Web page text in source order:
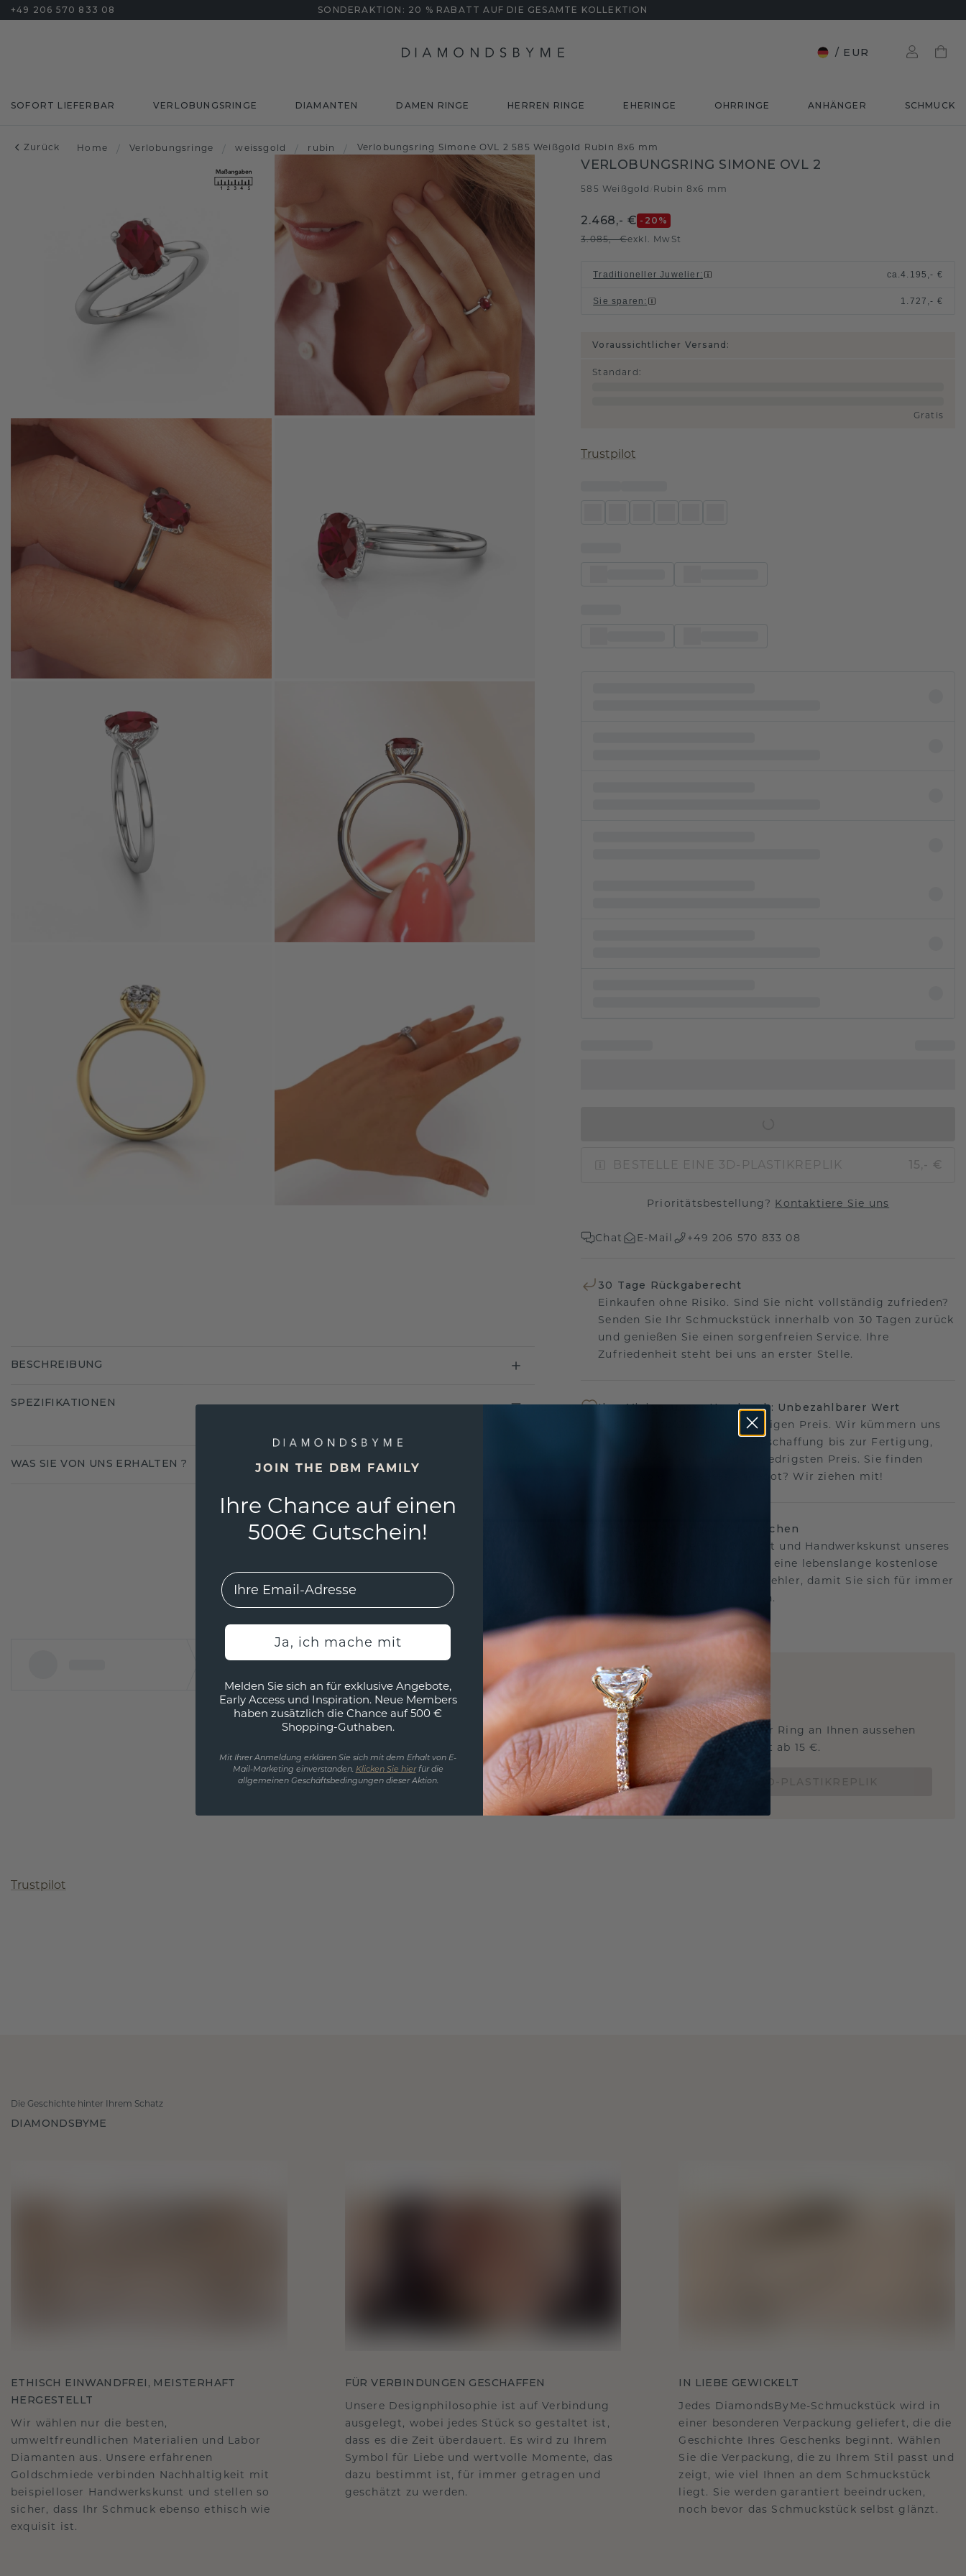
+49 206 570 833 08 SONDERAKTION: 20 % RABATT AUF DIE GESAMTE KOLLEKTION
/ EUR
SOFORT LIEFERBAR VERLOBUNGSRINGE DIAMANTEN DAMEN RINGE HERREN RINGE EHERINGE OHRRINGE ANHÄNGER SCHMUCK
Zurück Home / Verlobungsringe / weissgold / rubin / Verlobungsring Simone OVL 2 585 Weißgold Rubin 8x6 mm
VERLOBUNGSRING SIMONE OVL 2
585 Weißgold Rubin 8x6 mm
2.468,- € -20 %
3.085,- €exkl. MwSt
Traditioneller Juwelier: ca.4.195,- €
Sie sparen : 1.727,- €
Voraussichtlicher Versand:
Standard :
Gratis
Trustpilot
BESTELLE EINE 3D-PLASTIKREPLIK 15,- €
Prioritätsbestellung? Kontaktiere Sie uns
Chat E-Mail +49 206 570 833 08
30 Tage Rückgaberecht
Einkaufen ohne Risiko. Sind Sie nicht vollständig zufrieden?
Senden Sie Ihr Schmuckstück innerhalb von 30 Tagen zurück
und genießen Sie einen sorgenfreien Service. Ihre
Zufriedenheit steht bei uns an erster Stelle.
Ihre Vision, unser Handwerk: Unbezahlbarer Wert
Das perfekte Stück zum richtigen Preis. Wir kümmern uns
um jeden Schritt, von der Beschaffung bis zur Fertigung,
und garantieren Ihnen den niedrigsten Preis. Sie finden
anderswo ein besseres Angebot? Wir ziehen mit!
Unser lebenslanges Versprechen
Wir stehen hinter der Qualität und Handwerkskunst unseres
Schmucks.Deshalb bieten wir eine lebenslange kostenlose
Garantie gegen Herstellungsfehler, damit Sie sich für immer
keine Sorgen machen müssen.
EINZIGARTIG
3D MUSTERSCHMUCK
Wollen Sie wissen, wie dieser Ring an Ihnen aussehen
würde und ob er passt? Jetzt ab 15 €.
BESTELLE EINE 3D-PLASTIKREPLIK
BESCHREIBUNG
SPEZIFIKATIONEN
WAS SIE VON UNS ERHALTEN ?
Trustpilot
Die Geschichte hinter Ihrem Schatz
DIAMONDSBYME
ETHISCH EINWANDFREI, MEISTERHAFT
HERGESTELLT
Wir wählen nur die besten,
umweltfreundlichen Materialien und Labor
Diamanten aus. Unsere erfahrenen
Goldschmiede verbinden Nachhaltigkeit mit
beispielloser Handwerkskunst und stellen so
sicher, dass Ihr Schmuck ebenso ethisch wie
exquisit ist.
FÜR VERBINDUNGEN GESCHAFFEN
Unsere Designphilosophie ist auf Verbindung
ausgelegt, wobei jedes Stück so gestaltet ist,
dass es die Zeit überdauert. Es wird zu Ihrem
Symbol für Liebe und wertvolle Momente, das
dazu bestimmt ist, für immer getragen und
geschätzt zu werden.
IN LIEBE GEWICKELT
Jedes DiamondsByMe-Schmuckstück wird in
einer besonderen Verpackung geliefert, die die
Geschichte Ihres Geschenks beginnt. Wählen
Sie die Verpackung, die zu Ihrem Stil passt und
zeigt, wie viel Ihnen an dem Schmuckstück
liegt. Sie werden garantiert beeindrucken,
noch bevor das Schmuckstück selbst glänzt.
JOIN THE DBM FAMILY
Ihre Chance auf einen
500€ Gutschein!
EMail
Ja, ich mache mit
Melden Sie sich an für exklusive Angebote,
Early Access und Inspiration. Neue Members
haben zusätzlich die Chance auf 500 €
Shopping-Guthaben.
Mit Ihrer Anmeldung erklären Sie sich mit dem Erhalt von E-
Mail-Marketing einverstanden. Klicken Sie hierfür die
allgemeinen Geschäftsbedingungen dieser Aktion.